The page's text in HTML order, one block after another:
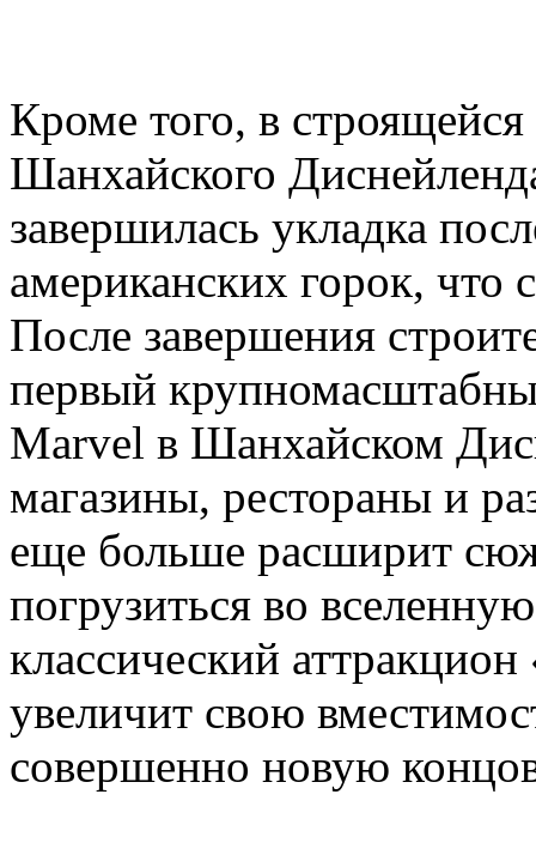
Кроме того, в строящейся
Шанхайского
завершилась укладка
американских горок, что
После завершения
первый
Marvel в Шанхайском
магазины, рестораны и
еще больше расширит
погрузиться во
классический
увеличит свою
совершенно новую